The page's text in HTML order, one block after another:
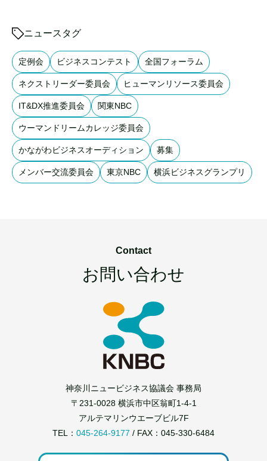
ニュースタグ
定例会 ビジネスコンテスト 全国フォーラム
ネクストリーダー委員会 ヒューマンリソース委員会
IT&DX推進委員会 関東NBC
ウーマンドリームカレッジ委員会
かながわビジネスオーディション 募集
メンバー交流委員会 東京NBC 横浜ビジネスグランプリ
Contact
お問い合わせ
神奈川ニュービジネス協議会 事務局
〒231-0028 横浜市中区翁町1-4-1
アルテマリンウエーブビル7F
TEL： 045-264-9177 / FAX：045-330-6484